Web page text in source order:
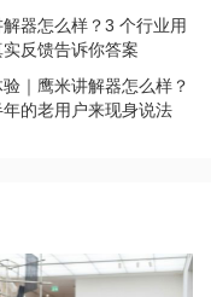
解器怎么样？3 个行业用
实反馈告诉你答案
｜鹰米讲解器怎么样？
年的老用户来现身说法